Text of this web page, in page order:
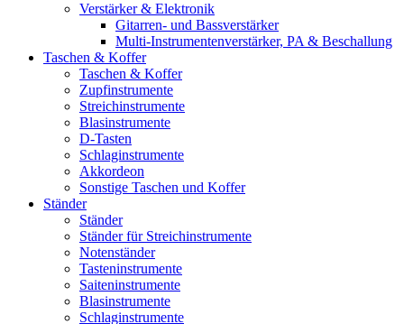
Verstärker & Elektronik
Gitarren- und Bassverstärker
Multi-Instrumentenverstärker, PA & Beschallung
Taschen & Koffer
Taschen & Koffer
Zupfinstrumente
Streichinstrumente
Blasinstrumente
D-Tasten
Schlaginstrumente
Akkordeon
Sonstige Taschen und Koffer
Ständer
Ständer
Ständer für Streichinstrumente
Notenständer
Tasteninstrumente
Saiteninstrumente
Blasinstrumente
Schlaginstrumente